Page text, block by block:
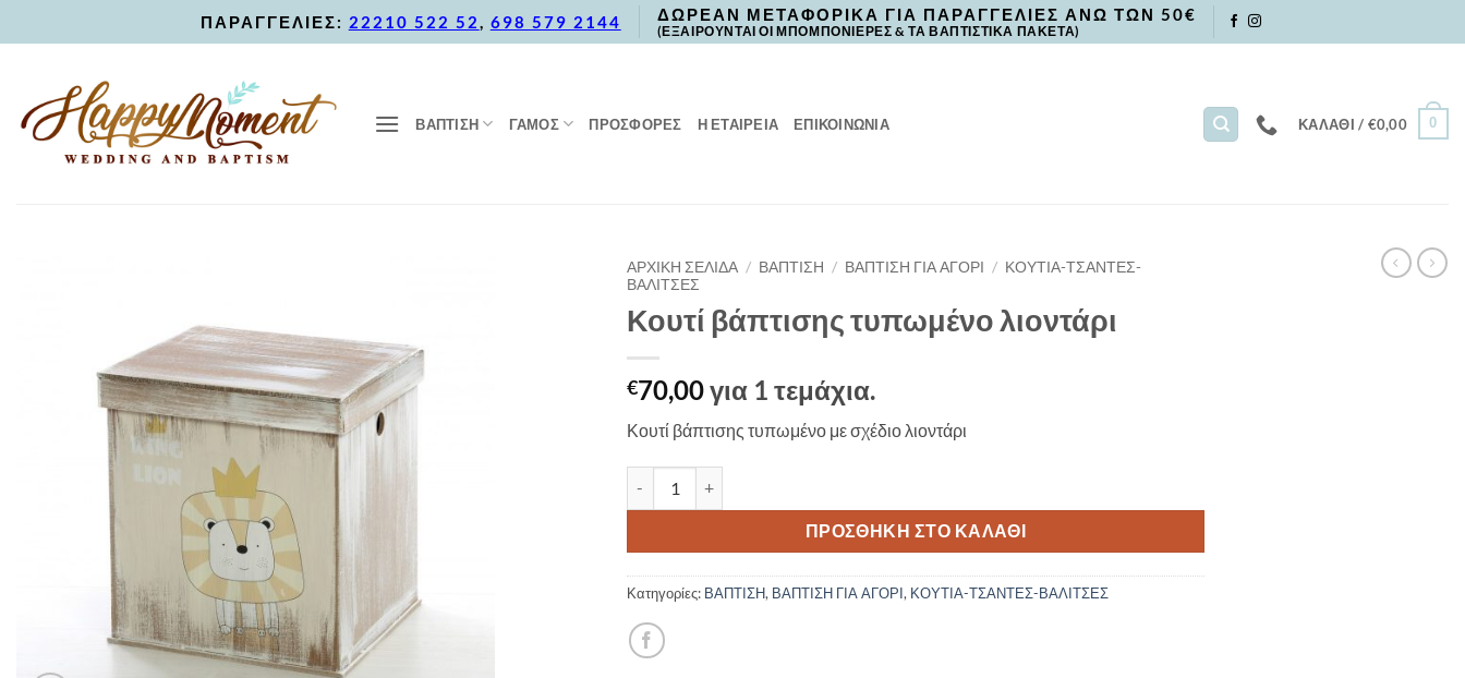
to
ΠΑΡΑΓΓΕΛΙΕΣ: 22210 522 52, 698 579 2144 ΔΩΡΕΑΝ ΜΕΤΑΦΟΡΙΚΑ ΓΙΑ ΠΑΡΑΓΓΕΛΙΕΣ ΑΝΩ ΤΩΝ 50€
(ΕΞΑΙΡΟΥΝΤΑΙ ΟΙ ΜΠΟΜΠΟΝΙΕΡΕΣ & ΤΑ ΒΑΠΤΙΣΤΙΚΑ ΠΑΚΕΤΑ)
ΒΑΠΤΙΣΗ ΓΑΜΟΣ ΠΡΟΣΦΟΡΈΣ Η ΕΤΑΙΡΕΙΑ ΕΠΙΚΟΙΝΩΝΙΑ ΚΑΛΆΘΙ / €0,00 0
ΑΡΧΙΚΉ ΣΕΛΊΔΑ / ΒΑΠΤΙΣΗ / ΒΑΠΤΙΣΗ ΓΙΑ ΑΓΟΡΙ / ΚΟΥΤΙΑ-ΤΣΑΝΤΕΣ-
ΒΑΛΙΤΣΕΣ
Κουτί βάπτισης τυπωμένο λιοντάρι
€70,00για 1 τεμάχια.
Κουτί βάπτισης τυπωμένο με σχέδιο λιοντάρι
ΠΡΟΣΘΉΚΗ ΣΤΟ ΚΑΛΆΘΙ
Κατηγορίες: ΒΑΠΤΙΣΗ, ΒΑΠΤΙΣΗ ΓΙΑ ΑΓΟΡΙ, ΚΟΥΤΙΑ-ΤΣΑΝΤΕΣ-ΒΑΛΙΤΣΕΣ